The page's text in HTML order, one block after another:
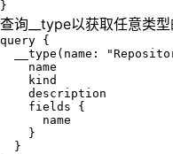
查询__type以获取任意类型
query {
__type(name:
    name
    kind
    description
    fields {
      name
    }
  }